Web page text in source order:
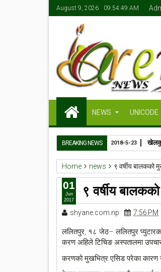
August 9, 2026 09:54:50 AM
NEWS UNICODE
BREAKING NEWS 2018-5-23
Home news ९ वर्षीय बालकको
९ वर्षीय
shyane.com.np 7:56 PM
ललितपुर, १८ जेठ– ललितपुर
करण अहिले टिचिङ अस्पतालमा
करणको मुखभित्र एसिड परेका
01
Jun
2017